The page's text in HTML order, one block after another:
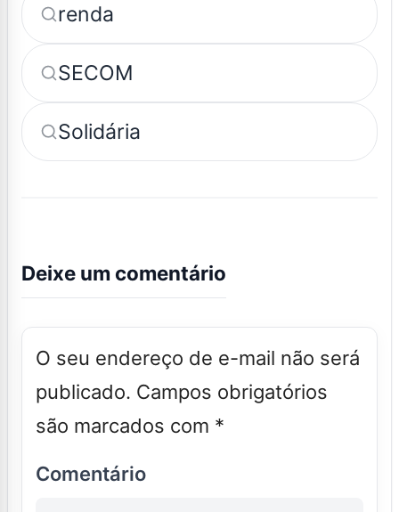
renda
SECOM
Solidária
Deixe um comentário
O seu endereço de e-mail não será
publicado. Campos obrigatórios
são marcados com *
Comentário